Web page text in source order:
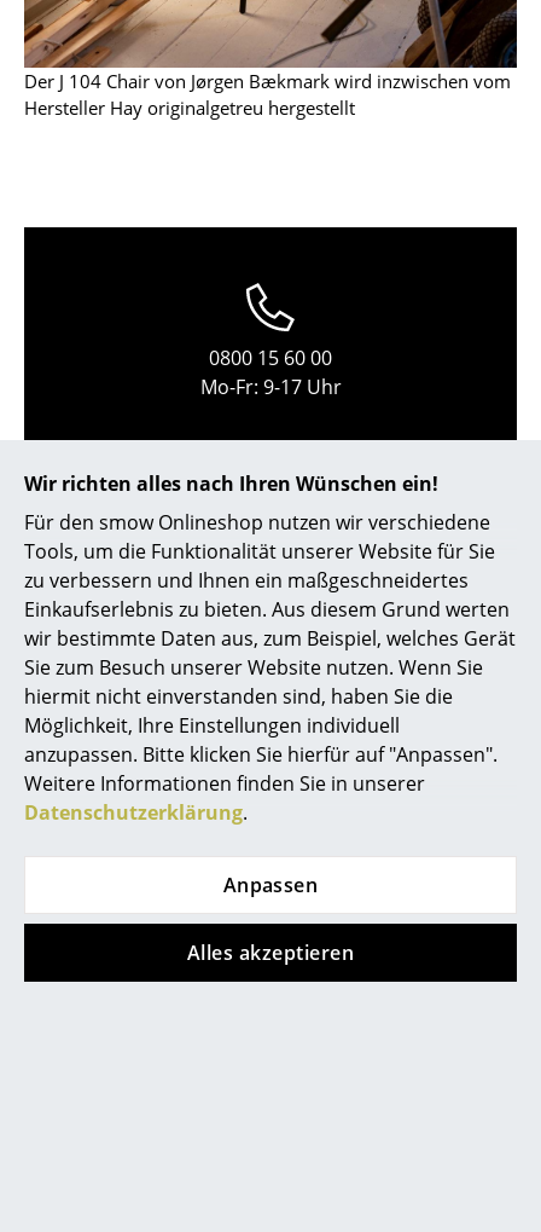
Wir richten alles nach Ihren Wünschen ein!
Für den smow Onlineshop nutzen wir verschiedene
Tools, um die Funktionalität unserer Website für Sie
zu verbessern und Ihnen ein maßgeschneidertes
Einkaufserlebnis zu bieten. Aus diesem Grund werten
wir bestimmte Daten aus, zum Beispiel, welches Gerät
Sie zum Besuch unserer Website nutzen. Wenn Sie
hiermit nicht einverstanden sind, haben Sie die
Möglichkeit, Ihre Einstellungen individuell
anzupassen. Bitte klicken Sie hierfür auf "Anpassen".
Weitere Informationen finden Sie in unserer
Datenschutzerklärung.
Anpassen
Alles akzeptieren
Beistell- & Rollcontainer
Barmöbel
Garderoben
Hängeleuchten & Deckenleuchten
Schreibtischleuchten
Stehleuchten & Leseleuchten
Bodenleuchten
Wandleuchten
Outdoor-Leuchten
Akkuleuchten
... alle Leuchten
Betten
Einzelbetten
Der J 104 Chair von Jørgen Bækmark wird inzwischen vom
Hersteller Hay originalgetreu hergestellt
0800 15 60 00
Mo-Fr: 9-17 Uhr
service@smow.ch
Store vor Ort kontaktieren